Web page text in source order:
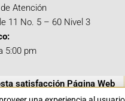
Atención
11 No. 5 – 60 Nivel 3
5:00 pm
satisfacción Página Web